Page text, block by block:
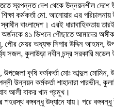
স্বল্পন্নত দেশ থেকে উন্নয়নশীল
কর্মকর্তা মো. আনোয়ার এর
বাংলাদেশ। এরই ধারাবাহিকতায়
৪১ ভিশনে পৌছাতে আমাদের
মেয়র অধ্যক্ষ সিপার উদ্দিন আহমদ,
সজল, কুলাউড়া নবীন চন্দ্র সরকারি
কৃষি কর্মকর্তা মোঃ আব্দুল
উন্নয়ন কর্মকর্তা শাহানারা
আলী বাকর খান প্রমুখ।
বঙ্গবন্ধু উদ্যানে যায়। পরে